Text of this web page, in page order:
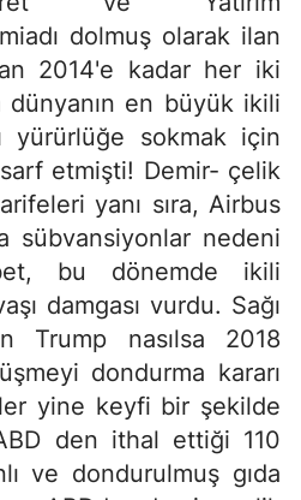
dolmuş olarak ilan
2014'e kadar her iki
dünyanın en büyük ikili
yürürlüğe sokmak için
etmişti! Demir- çelik
yanı sıra, Airbus
sübvansiyonlar nedeni
bu dönemde ikili
damgası vurdu. Sağı
Trump nasılsa 2018
dondurma kararı
yine keyfi bir şekilde
den ithal ettiği 110
ve dondurulmuş gıda